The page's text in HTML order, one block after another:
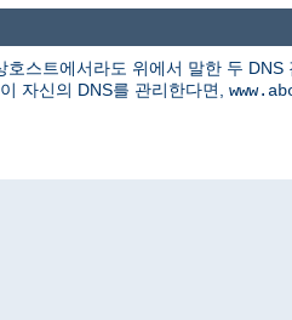
스트에서라도 위에서 말한 두
자신의 DNS를 관리한다면,